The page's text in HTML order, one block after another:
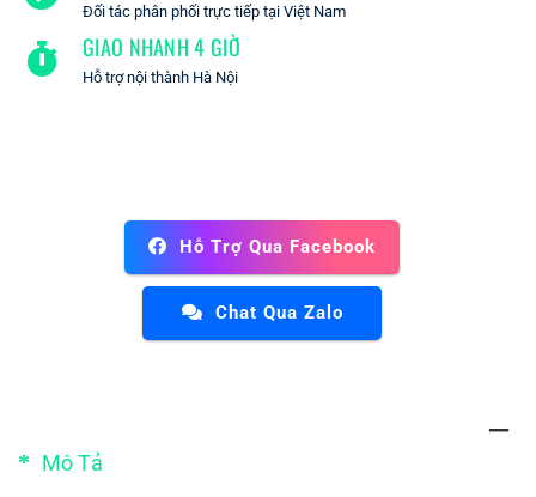
Đối tác phân phối trực tiếp tại Việt Nam
GIAO NHANH 4 GIỜ
Hỗ trợ nội thành Hà Nội
Hỗ Trợ Qua Facebook
Chat Qua Zalo
Mô Tả